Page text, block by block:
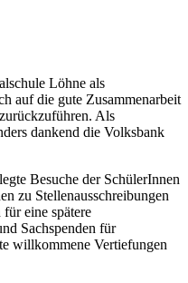
Löhne als
auf die gute Zusammenarbeit
Als
dankend die Volksbank
Besuche der SchülerInnen
zu Stellenausschreibungen
eine spätere
Sachspenden für
willkommene Vertiefungen